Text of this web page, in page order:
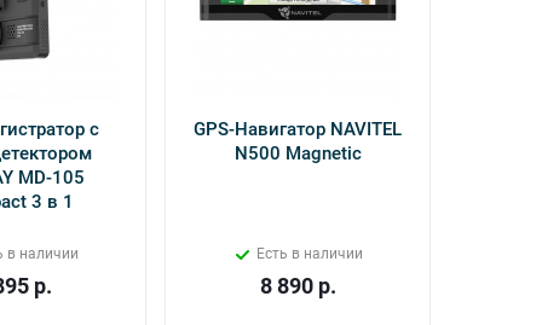
с
MD-105
3 в 1
в наличии
р.
GPS-Навигатор NAVITEL
N500 Magnetic
Есть в наличии
8 890р.